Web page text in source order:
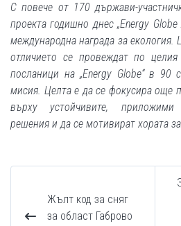
С повече от 170 държави-
проекта годишно днес „Energy
международна награда за
отличието се провеждат по
посланици на „Energy Globe“ в 90
мисия. Целта е да се фокусира още
върху устойчивите, приложими
решения и да се мотивират хората
Жълт код за сняг
за област Габрово